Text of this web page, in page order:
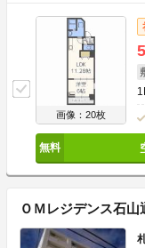
画像：20枚
ＯＭレジデンス石山